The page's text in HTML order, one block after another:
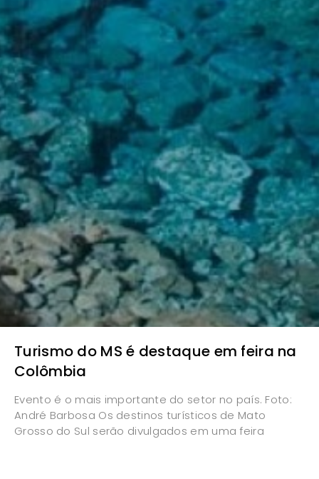
Turismo do MS é destaque em feira na
Colômbia
Evento é o mais importante do setor no país. Foto:
André Barbosa Os destinos turísticos de Mato
Grosso do Sul serão divulgados em uma feira